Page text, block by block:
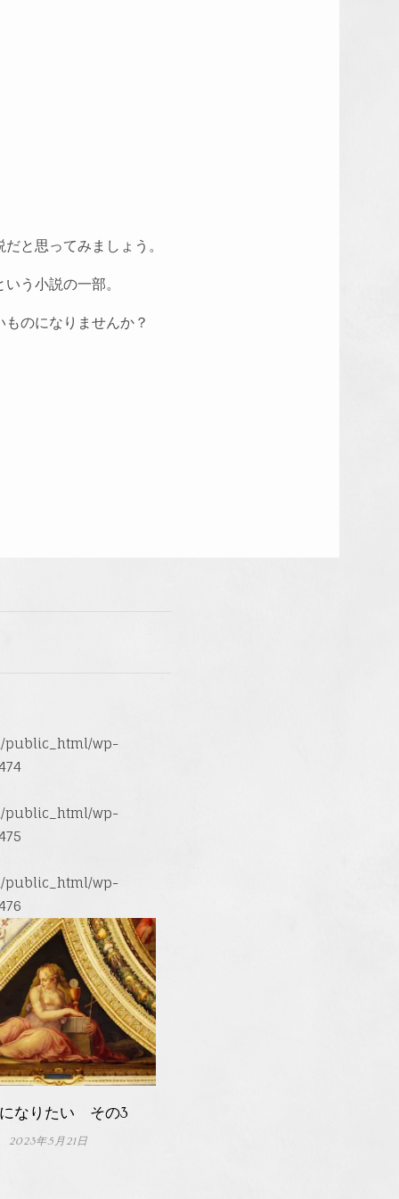
と思ってみましょう。
う小説の一部。
のになりませんか？
public_html/wp-
public_html/wp-
public_html/wp-
なりたい その3
2023年5月21日